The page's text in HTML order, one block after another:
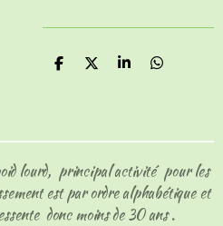
P
g
r
P
g
r
P
g
r
P
g
r
lourd, principal activité pour les
est par ordre alphabétique et
donc moins de 30 ans .